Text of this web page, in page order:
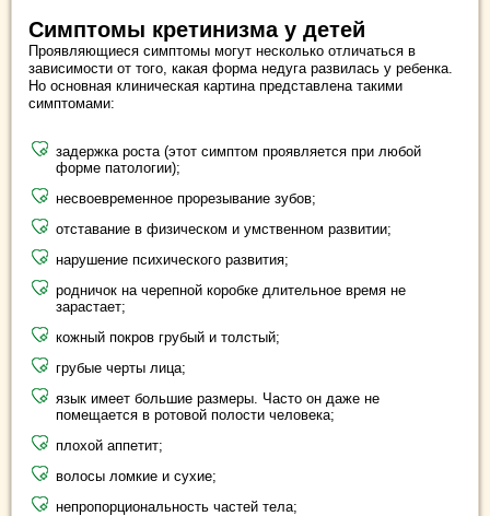
Симптомы кретинизма у детей
Проявляющиеся симптомы могут несколько отличаться в
зависимости от того, какая форма недуга развилась у ребенка.
Но основная клиническая картина представлена такими
симптомами:
задержка роста (этот симптом проявляется при любой
форме патологии);
несвоевременное прорезывание зубов;
отставание в физическом и умственном развитии;
нарушение психического развития;
родничок на черепной коробке длительное время не
зарастает;
кожный покров грубый и толстый;
грубые черты лица;
язык имеет большие размеры. Часто он даже не
помещается в ротовой полости человека;
плохой аппетит;
волосы ломкие и сухие;
непропорциональность частей тела;